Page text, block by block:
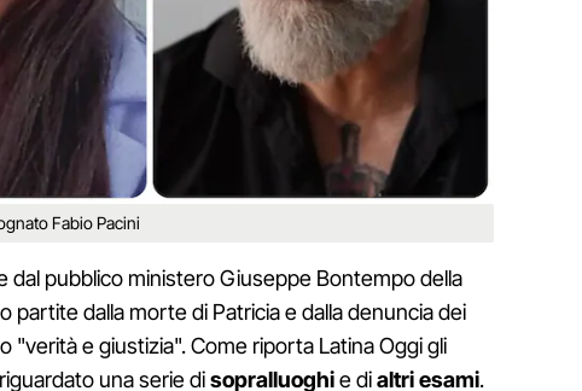
Fabio Pacini
dal pubblico ministero Giuseppe Bontempo della
partite dalla morte di Patricia e dalla denuncia dei
"verità e giustizia". Come riporta Latina Oggi gli
una serie disopralluoghie dialtri esami.